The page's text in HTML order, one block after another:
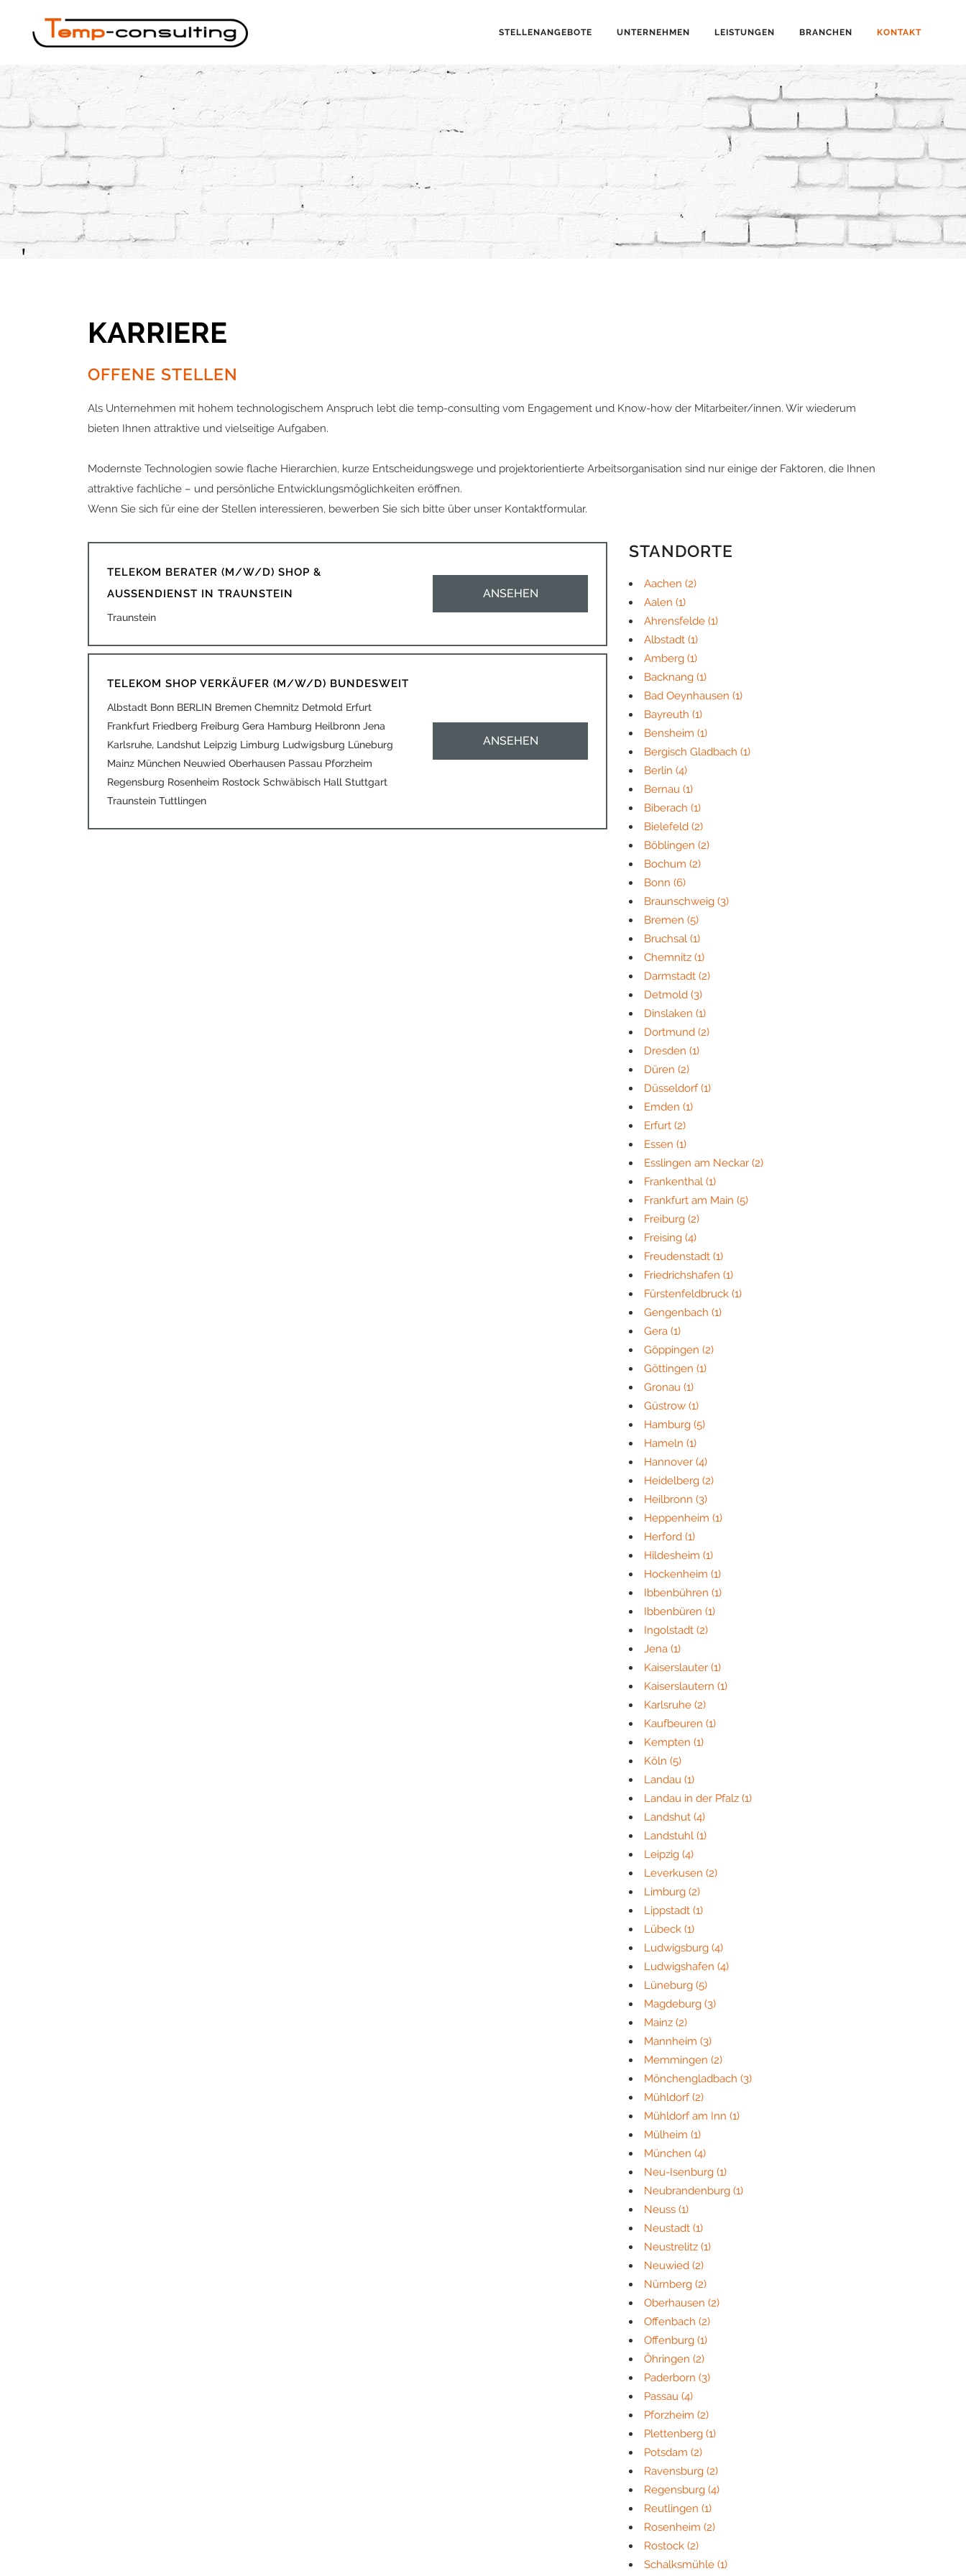
STELLENANGEBOTE UNTERNEHMEN LEISTUNGEN BRANCHEN KONTAKT
KARRIERE
OFFENE STELLEN
Als Unternehmen mit hohem technologischem Anspruch lebt die temp-consulting vom Engagement und Know-how der Mitarbeiter/innen. Wir wiederum
bieten Ihnen attraktive und vielseitige Aufgaben.
Modernste Technologien sowie flache Hierarchien, kurze Entscheidungswege und projektorientierte Arbeitsorganisation sind nur einige der Faktoren, die Ihnen
attraktive fachliche – und persönliche Entwicklungsmöglichkeiten eröffnen.
Wenn Sie sich für eine der Stellen interessieren, bewerben Sie sich bitte über unser Kontaktformular.
TELEKOM BERATER (M/W/D) SHOP &
AUSSENDIENST IN TRAUNSTEIN
Traunstein
ANSEHEN
TELEKOM SHOP VERKÄUFER (M/W/D) BUNDESWEIT
Albstadt Bonn BERLIN Bremen Chemnitz Detmold Erfurt
Frankfurt Friedberg Freiburg Gera Hamburg Heilbronn Jena
Karlsruhe, Landshut Leipzig Limburg Ludwigsburg Lüneburg
Mainz München Neuwied Oberhausen Passau Pforzheim
Regensburg Rosenheim Rostock Schwäbisch Hall Stuttgart
Traunstein Tuttlingen
ANSEHEN
STANDORTE
Aachen(2)
Aalen(1)
Ahrensfelde(1)
Albstadt(1)
Amberg(1)
Backnang(1)
Bad Oeynhausen(1)
Bayreuth(1)
Bensheim(1)
Bergisch Gladbach(1)
Berlin(4)
Bernau(1)
Biberach(1)
Bielefeld(2)
Böblingen(2)
Bochum(2)
Bonn(6)
Braunschweig(3)
Bremen(5)
Bruchsal(1)
Chemnitz(1)
Darmstadt(2)
Detmold(3)
Dinslaken(1)
Dortmund(2)
Dresden(1)
Düren(2)
Düsseldorf(1)
Emden(1)
Erfurt(2)
Essen(1)
Esslingen am Neckar(2)
Frankenthal(1)
Frankfurt am Main(5)
Freiburg(2)
Freising(4)
Freudenstadt(1)
Friedrichshafen(1)
Fürstenfeldbruck(1)
Gengenbach(1)
Gera(1)
Göppingen(2)
Göttingen(1)
Gronau(1)
Güstrow(1)
Hamburg(5)
Hameln(1)
Hannover(4)
Heidelberg(2)
Heilbronn(3)
Heppenheim(1)
Herford(1)
Hildesheim(1)
Hockenheim(1)
Ibbenbühren(1)
Ibbenbüren(1)
Ingolstadt(2)
Jena(1)
Kaiserslauter(1)
Kaiserslautern(1)
Karlsruhe(2)
Kaufbeuren(1)
Kempten(1)
Köln(5)
Landau(1)
Landau in der Pfalz(1)
Landshut(4)
Landstuhl(1)
Leipzig(4)
Leverkusen(2)
Limburg(2)
Lippstadt(1)
Lübeck(1)
Ludwigsburg(4)
Ludwigshafen(4)
Lüneburg(5)
Magdeburg(3)
Mainz(2)
Mannheim(3)
Memmingen(2)
Mönchengladbach(3)
Mühldorf(2)
Mühldorf am Inn(1)
Mülheim(1)
München(4)
Neu-Isenburg(1)
Neubrandenburg(1)
Neuss(1)
Neustadt(1)
Neustrelitz(1)
Neuwied(2)
Nürnberg(2)
Oberhausen(2)
Offenbach(2)
Offenburg(1)
Öhringen(2)
Paderborn(3)
Passau(4)
Pforzheim(2)
Plettenberg(1)
Potsdam(2)
Ravensburg(2)
Regensburg(4)
Reutlingen(1)
Rosenheim(2)
Rostock(2)
Schalksmühle(1)